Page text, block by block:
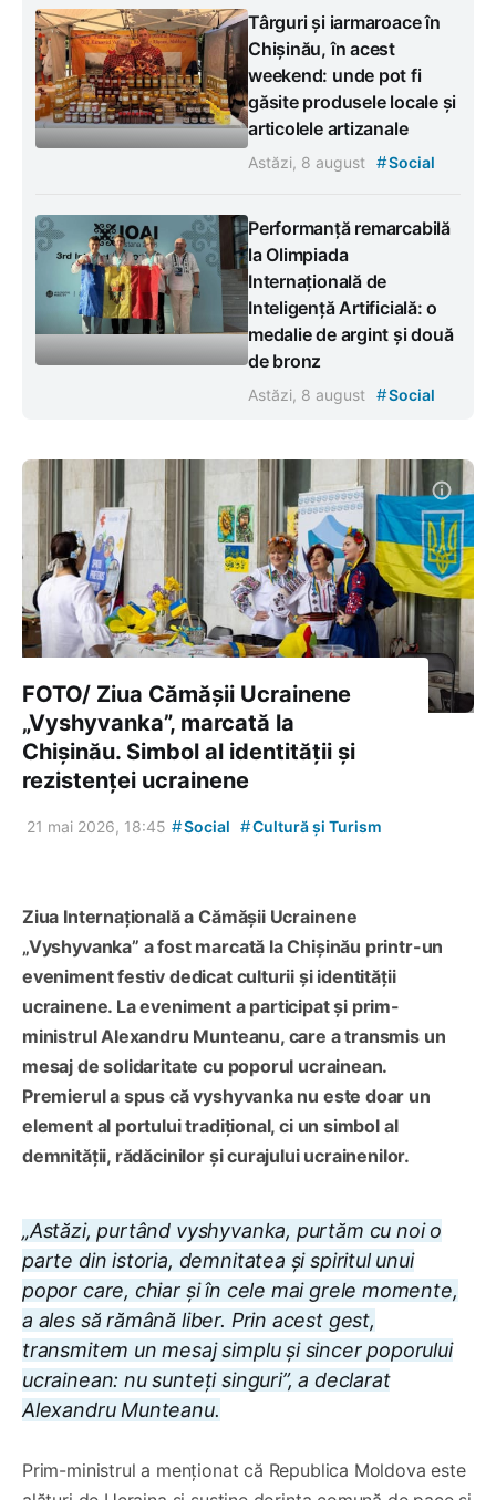
Târguri și iarmaroace în
Chișinău, în acest
weekend: unde pot fi
găsite produsele locale și
articolele artizanale
Astăzi, 8 august #Social
Performanță remarcabilă
la Olimpiada
Internațională de
Inteligență Artificială: o
medalie de argint și două
de bronz
Astăzi, 8 august #Social
FOTO/ Ziua Cămășii Ucrainene
„Vyshyvanka”, marcată la
Chișinău. Simbol al identității și
rezistenței ucrainene
21 mai 2026, 18:45 #Social #Cultură și Turism
Ziua Internațională a Cămășii Ucrainene
„Vyshyvanka” a fost marcată la Chișinău printr-un
eveniment festiv dedicat culturii și identității
ucrainene. La eveniment a participat și prim-
ministrul Alexandru Munteanu, care a transmis un
mesaj de solidaritate cu poporul ucrainean.
Premierul a spus că vyshyvanka nu este doar un
element al portului tradițional, ci un simbol al
demnității, rădăcinilor și curajului ucrainenilor.
„Astăzi, purtând vyshyvanka, purtăm cu noi o
parte din istoria, demnitatea și spiritul unui
popor care, chiar și în cele mai grele momente,
a ales să rămână liber. Prin acest gest,
transmitem un mesaj simplu și sincer poporului
ucrainean: nu sunteți singuri”, a declarat
Alexandru Munteanu.
Prim-ministrul a menționat că Republica Moldova este